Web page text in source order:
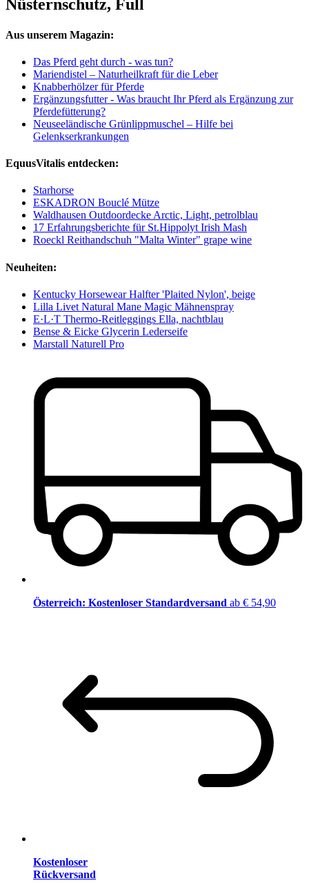
Nüsternschutz, Full
Aus unserem Magazin:
Das Pferd geht durch - was tun?
Mariendistel – Naturheilkraft für die Leber
Knabberhölzer für Pferde
Ergänzungsfutter - Was braucht Ihr Pferd als Ergänzung zur
Pferdefütterung?
Neuseeländische Grünlippmuschel – Hilfe bei
Gelenkserkrankungen
EquusVitalis entdecken:
Starhorse
ESKADRON Bouclé Mütze
Waldhausen Outdoordecke Arctic, Light, petrolblau
17 Erfahrungsberichte für St.Hippolyt Irish Mash
Roeckl Reithandschuh "Malta Winter" grape wine
Neuheiten:
Kentucky Horsewear Halfter 'Plaited Nylon', beige
Lilla Livet Natural Mane Magic Mähnenspray
E·L·T Thermo-Reitleggings Ella, nachtblau
Bense & Eicke Glycerin Lederseife
Marstall Naturell Pro
Österreich: Kostenloser Standardversand ab € 54,90
Kostenloser
Rückversand